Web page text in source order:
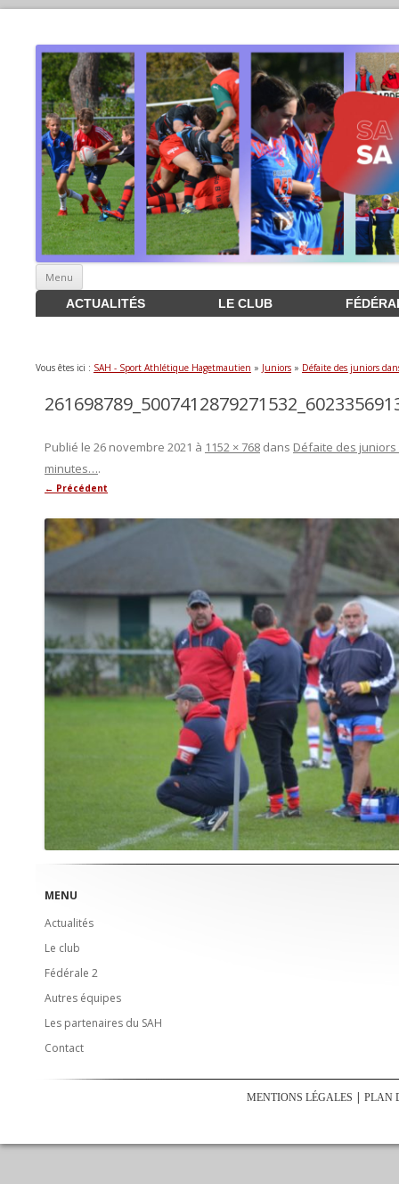
Menu
contenu
ACTUALITÉS LE CLUB
Vous êtes ici : SAH - Sport Athlétique Hagetmautien » Juniors » Défaite des juniors
Publié le 26 novembre 2021 à 1152 × 768 dans Défaite des
minutes….
← Précédent
MENU
Actualités
Le club
Fédérale 2
Autres équipes
Les partenaires du SAH
Contact
MENTIONS LÉGALES PLAN